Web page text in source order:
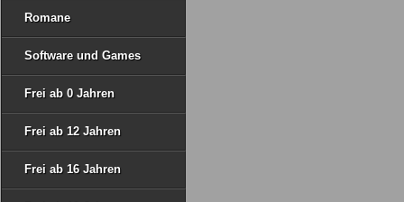
Romane
Software und Games
Frei ab 0 Jahren
Frei ab 12 Jahren
Frei ab 16 Jahren